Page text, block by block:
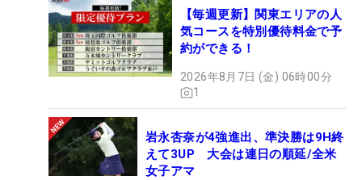
【毎週更新】関東エリアの人
気コースを特別優待料金で予
約ができる！
2026年8月7日 (金) 06時00分
1
岩永杏奈が4強進出、準決勝は9H終
えて3UP 大会は連日の順延/全米
女子アマ